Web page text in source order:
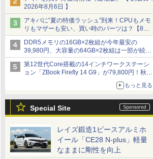
2026年8月6日 】
アキバに“夏の特価ラッシュ”到来！CPUもメモ
リもマザーも安い、買い時のパーツは？【8月7
日(金)22時配信】
DDR5メモリの16GB×2枚組が今年最安の
39,980円、大容量の64GB×2枚組は一部が続騰
[8月前半のメモリ価格]
第12世代Core搭載の14インチワークステーシ
ョン「ZBook Firefly 14 G9」が79,800円！秋葉
もっと見る
Special Site
レイズ鍛造1ピースアルミホ
イール「CE28 N-plus」軽量
なままに剛性を向上